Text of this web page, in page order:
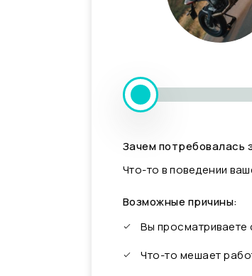
Зачем потребовалась
Что-то в поведении
Возможные причины:
Вы
Что-то мешает